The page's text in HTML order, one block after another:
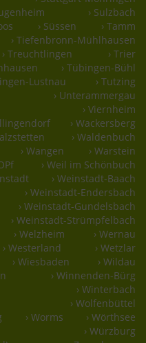
› Sulzbach
› Süssen
› Tamm
› Tiefenbronn-Mühlhausen
› Treuchtlingen
› Trier
› Tübingen-Bühl
Lustnau
› Tutzing
› Unterammergau
› Viernheim
› Wackersberg
› Waldenbuch
› Wangen
› Warstein
› Weil im Schönbuch
› Weinstadt-Baach
› Weinstadt-Endersbach
› Weinstadt-Gundelsbach
› Weinstadt-Strümpfelbach
› Welzheim
› Wernau
› Westerland
› Wetzlar
› Wiesbaden
› Wildau
› Winnenden-Bürg
› Winterbach
› Wolfenbüttel
› Worms
› Wörthsee
› Würzburg